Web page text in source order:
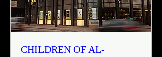
CHILDREN OF AL-